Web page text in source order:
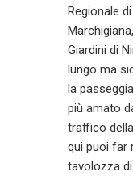
Regionale
Giardini di
lungo ma
la
più amato
traffico
qui puoi far
tavolozza